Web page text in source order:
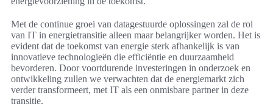
Met de continue groei van datagestuurde oplossingen zal de rol
van IT in energietransitie alleen maar belangrijker worden. Het is
evident dat de toekomst van energie sterk afhankelijk is van
innovatieve technologieën die efficiëntie en duurzaamheid
bevorderen. Door voortdurende investeringen in onderzoek en
ontwikkeling zullen we verwachten dat de energiemarkt zich
verder transformeert, met IT als een onmisbare partner in deze
transitie.